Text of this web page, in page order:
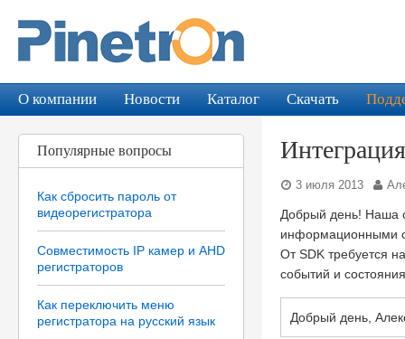
О компании Новости Каталог Скачать
Популярные вопросы
Как сбросить пароль от
видеорегистратора
Совместимость IP камер и AHD
регистраторов
Как переключить меню
регистратора на русский язык
3 июля 2013
Добрый день! Наша
информационными
От SDK требуется
событий и
Добрый день,